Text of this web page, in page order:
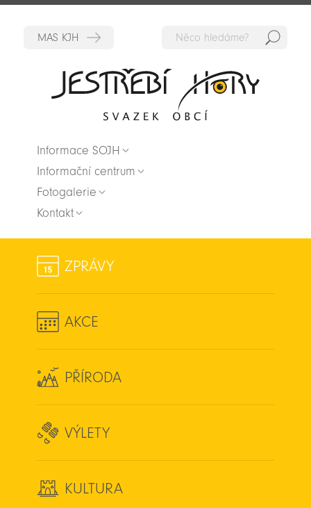
Informace SOJH
Informační centrum
Fotogalerie
Kontakt
ZPRÁVY
AKCE
PŘÍRODA
VÝLETY
KULTURA